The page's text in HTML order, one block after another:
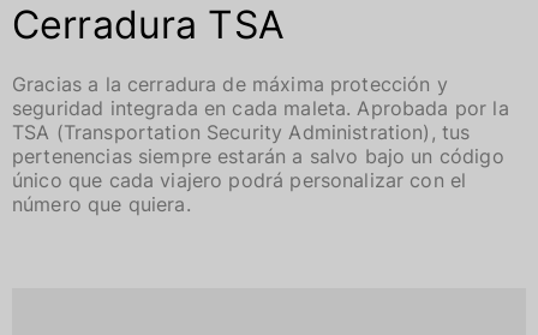
Cerradura TSA
Gracias a la cerradura de máxima protección y
seguridad integrada en cada maleta. Aprobada por la
TSA (Transportation Security Administration), tus
pertenencias siempre estarán a salvo bajo un código
único que cada viajero podrá personalizar con el
número que quiera.